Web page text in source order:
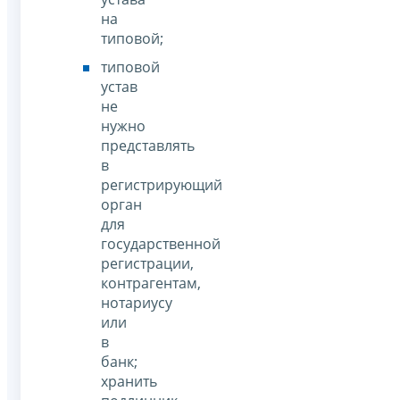
на
типовой;
типовой
устав
не
нужно
представлять
в
регистрирующий
орган
для
государственной
регистрации,
контрагентам,
нотариусу
или
в
банк;
хранить